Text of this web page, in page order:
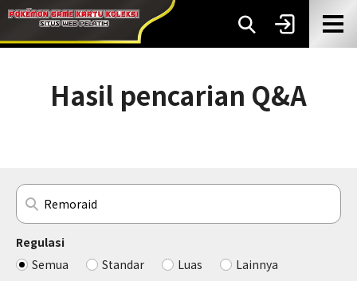
Hasil pencarian Q&A
Regulasi
Semua
Standar Luas Lainnya